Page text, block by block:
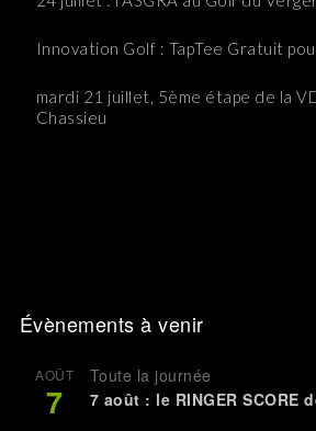
Innovation Golf : TapTee Gratuit
mardi 21 juillet, 5ème étape de la
Chassieu
Évènements à venir
AOÛT
7
Toute la journée
7 août : le RINGER SCORE